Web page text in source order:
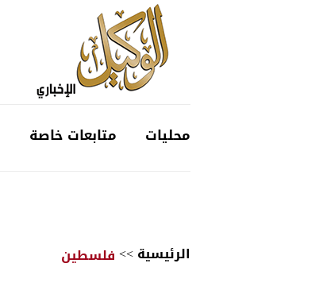
محليات متابعات خاصة
الرئيسية>>فلسطين